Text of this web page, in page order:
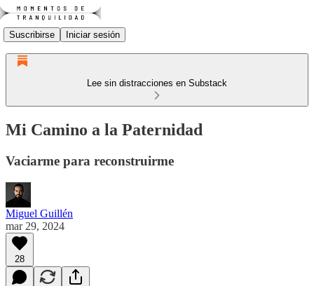
Suscribirse Iniciar sesión
Lee sin distracciones en Substack
Mi Camino a la Paternidad
Vaciarme para reconstruirme
Miguel Guillén
mar 29, 2024
28